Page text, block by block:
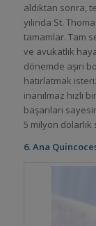
aldıktan sonra,
yılında St.
tamamlar. Tam
ve avukatlık
dönemde aşırı
hatırlatmak
inanılmaz hızlı
başarıları
5 milyon dolarlık
6. Ana